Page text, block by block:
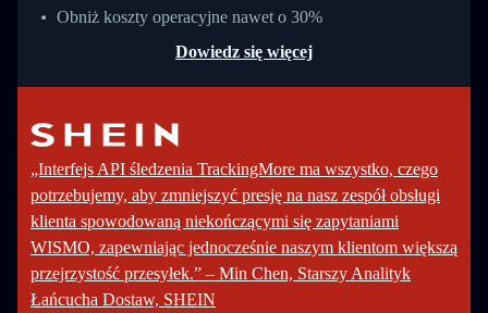
Obniż koszty operacyjne nawet o 30%
Dowiedz się więcej
„Interfejs API śledzenia TrackingMore ma wszystko, czego
potrzebujemy, aby zmniejszyć presję na nasz zespół obsługi
klienta spowodowaną niekończącymi się zapytaniami
WISMO, zapewniając jednocześnie naszym klientom większą
przejrzystość przesyłek.” – Min Chen, Starszy Analityk
Łańcucha Dostaw, SHEIN